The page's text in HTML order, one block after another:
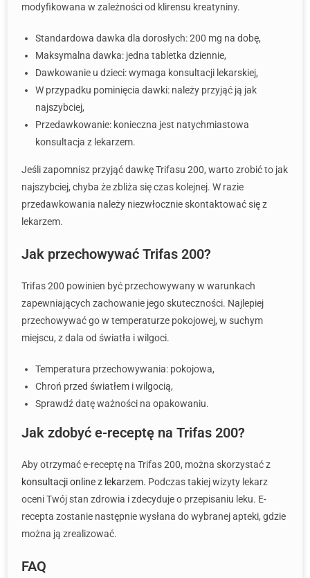
modyfikowana w zależności od klirensu kreatyniny.
Standardowa dawka dla dorosłych: 200 mg na dobę,
Maksymalna dawka: jedna tabletka dziennie,
Dawkowanie u dzieci: wymaga konsultacji lekarskiej,
W przypadku pominięcia dawki: należy przyjąć ją jak
najszybciej,
Przedawkowanie: konieczna jest natychmiastowa
konsultacja z lekarzem.
Jeśli zapomnisz przyjąć dawkę Trifasu 200, warto zrobić to jak
najszybciej, chyba że zbliża się czas kolejnej. W razie
przedawkowania należy niezwłocznie skontaktować się z
lekarzem.
Jak przechowywać Trifas 200?
Trifas 200 powinien być przechowywany w warunkach
zapewniających zachowanie jego skuteczności. Najlepiej
przechowywać go w temperaturze pokojowej, w suchym
miejscu, z dala od światła i wilgoci.
Temperatura przechowywania: pokojowa,
Chroń przed światłem i wilgocią,
Sprawdź datę ważności na opakowaniu.
Jak zdobyć e-receptę na Trifas 200?
Aby otrzymać e-receptę na Trifas 200, można skorzystać z
konsultacji online z lekarzem. Podczas takiej wizyty lekarz
oceni Twój stan zdrowia i zdecyduje o przepisaniu leku. E-
recepta zostanie następnie wysłana do wybranej apteki, gdzie
można ją zrealizować.
FAQ